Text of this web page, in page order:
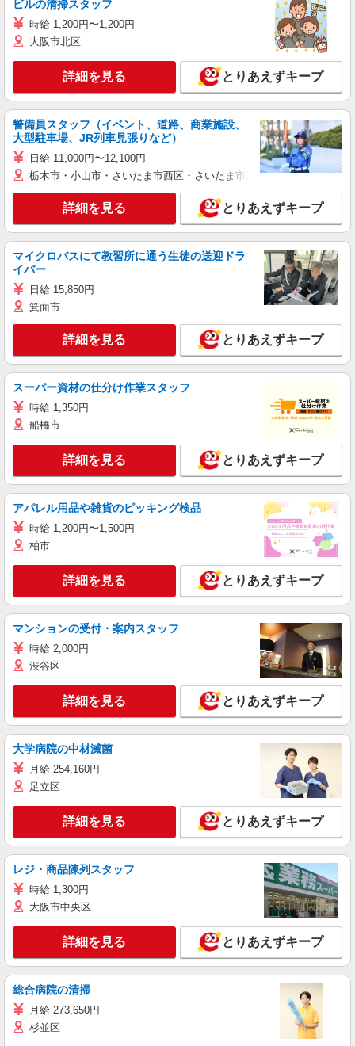
ビルの清掃スタッフ
時給 1,200円〜1,200円
大阪市北区
詳細を見る とりあえずキープ
警備員スタッフ（イベント、道路、商業施設、
大型駐車場、JR列車見張りなど）
日給 11,000円〜12,100円
栃木市・小山市・さいたま市西区・さいたま市岩槻区・久喜市・蓮田
詳細を見る とりあえずキープ
マイクロバスにて教習所に通う生徒の送迎ドラ
イバー
日給 15,850円
箕面市
詳細を見る とりあえずキープ
スーパー資材の仕分け作業スタッフ
時給 1,350円
船橋市
詳細を見る とりあえずキープ
アパレル用品や雑貨のピッキング検品
時給 1,200円〜1,500円
柏市
詳細を見る とりあえずキープ
マンションの受付・案内スタッフ
時給 2,000円
渋谷区
詳細を見る とりあえずキープ
大学病院の中材滅菌
月給 254,160円
足立区
詳細を見る とりあえずキープ
レジ・商品陳列スタッフ
時給 1,300円
大阪市中央区
詳細を見る とりあえずキープ
総合病院の清掃
月給 273,650円
杉並区